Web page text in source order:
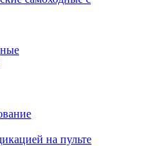
на пульте